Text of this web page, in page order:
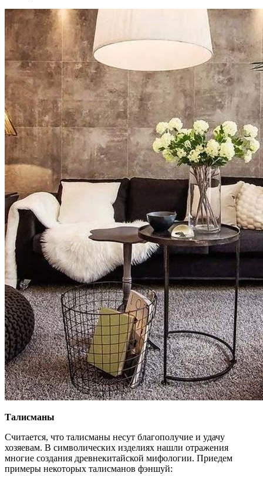
Талисманы
Считается, что талисманы несут благополучие и удачу
хозяевам. В символических изделиях нашли отражения
многие создания древнекитайской мифологии. Приедем
примеры некоторых талисманов фэншуй: